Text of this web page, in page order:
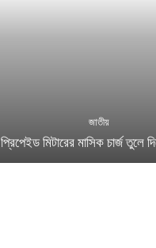
জাতীয়
প্রিপেইড মিটারের মাসিক চার্জ তুলে